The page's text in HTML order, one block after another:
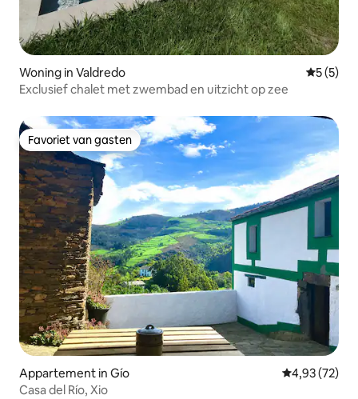
Woning in Valdredo
5 (5)
Exclusief chalet met zwembad en uitzicht op zee
Favoriet van gasten
Favoriet van gasten
Appartement in Gío Gemiddelde
4,93 (72)
Casa del Río, Xio